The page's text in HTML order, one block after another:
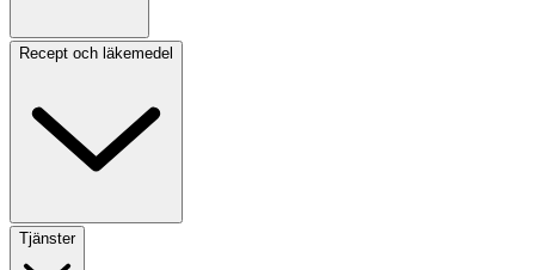
Recept och läkemedel
Tjänster